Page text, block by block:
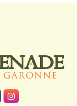
vers le compte
Lien vers le